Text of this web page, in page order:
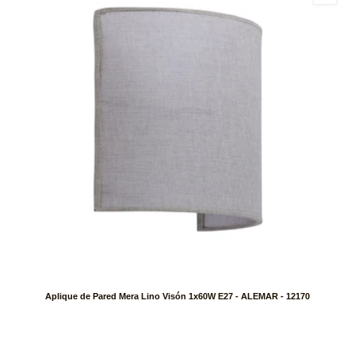
Aplique de Pared Mera Lino Visón 1x60W E27 - ALEMAR - 12170